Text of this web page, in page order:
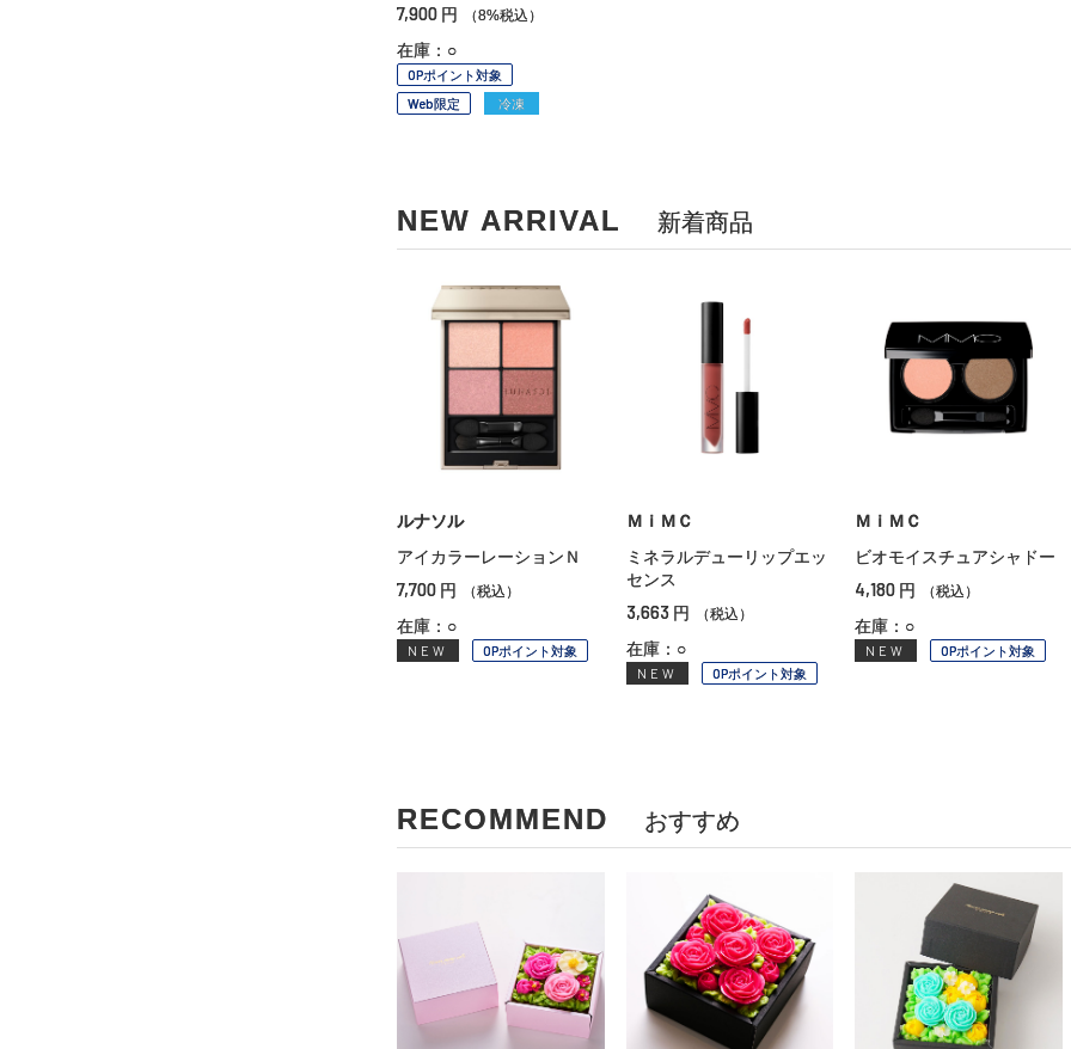
7,900 円 （8%税込）
在庫：○
OPポイント対象
Web限定
冷凍
NEW ARRIVAL 新着商品
ルナソル
アイカラーレーションＮ
7,700 円 （税込）
在庫：○
NEW OPポイント対象
ＭｉＭＣ
ミネラルデューリップエッ
センス
3,663 円 （税込）
在庫：○
NEW OPポイント対象
ＭｉＭＣ
ビオモイスチュアシャドー
4,180 円 （税込）
在庫：○
NEW OPポイント対象
RECOMMEND おすすめ